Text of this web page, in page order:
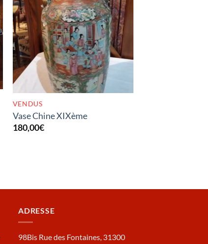
RUPTURE DE STOCK
VENDUS
Vase Chine XIXème
180,00€
ADRESSE
98Bis Rue des Fontaines, 31300